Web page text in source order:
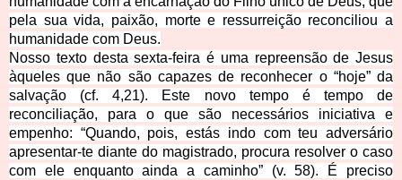
pela sua vida, paixão, morte e ressurreição reconciliou a
humanidade com Deus.
Nosso texto desta sexta-feira é uma repreensão de Jesus
àqueles que não são capazes de reconhecer o “hoje” da
salvação (cf. 4,21). Este novo tempo é tempo de
reconciliação, para o que são necessários iniciativa e
empenho: “Quando, pois, estás indo com teu adversário
apresentar-te diante do magistrado, procura resolver o caso
com ele enquanto ainda a caminho” (v. 58). É preciso